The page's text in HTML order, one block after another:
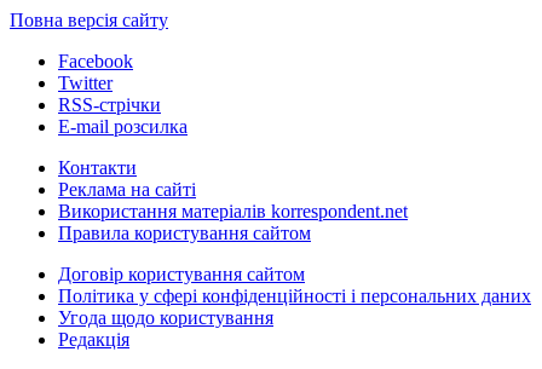
Повна версія сайту
Facebook
Twitter
RSS-стрічки
E-mail розсилка
Контакти
Реклама на сайті
Використання матеріалів korrespondent.net
Правила користування сайтом
Договір користування сайтом
Політика у сфері конфіденційності і персональних даних
Угода щодо користування
Редакція